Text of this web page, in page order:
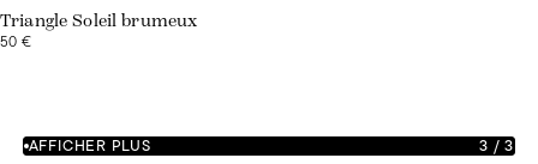
Triangle Soleil brumeux
50 €
AFFICHER PLUS 3 /3